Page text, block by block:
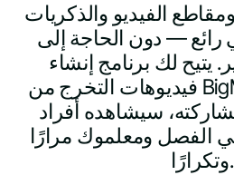
الفيديو والذكريات
رائع — دون الحاجة إلى
يتيح لك برنامج إنشاء
فيديوهات التخرج من BigMotion إنتاج فيديو
سيشاهده أفراد
الفصل ومعلموك مرارًا
وتكرارًا.